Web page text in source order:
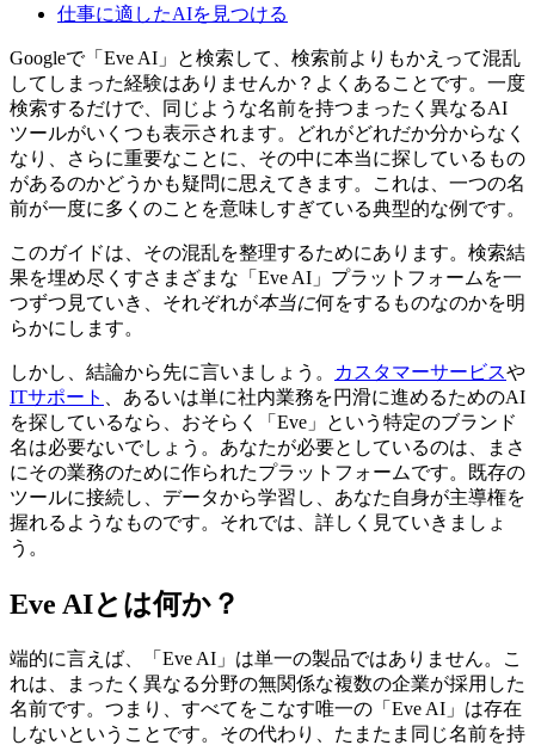
仕事に適したAIを見つける
Googleで「Eve AI」と検索して、検索前よりもかえって混乱
してしまった経験はありませんか？よくあることです。一度
検索するだけで、同じような名前を持つまったく異なるAI
ツールがいくつも表示されます。どれがどれだか分からなく
なり、さらに重要なことに、その中に本当に探しているもの
があるのかどうかも疑問に思えてきます。これは、一つの名
前が一度に多くのことを意味しすぎている典型的な例です。
このガイドは、その混乱を整理するためにあります。検索結
果を埋め尽くすさまざまな「Eve AI」プラットフォームを一
つずつ見ていき、それぞれが本当に何をするものなのかを明
らかにします。
しかし、結論から先に言いましょう。 カスタマーサービスや
ITサポート
、あるいは単に社内業務を円滑に進めるためのAI
を探しているなら、おそらく「Eve」という特定のブランド
名は必要ないでしょう。あなたが必要としているのは、まさ
にその業務のために作られたプラットフォームです。既存の
ツールに接続し、データから学習し、あなた自身が主導権を
握れるようなものです。それでは、詳しく見ていきましょ
う。
Eve AIとは何か？
端的に言えば、「Eve AI」は単一の製品ではありません。こ
れは、まったく異なる分野の無関係な複数の企業が採用した
名前です。つまり、すべてをこなす唯一の「Eve AI」は存在
しないということです。その代わり、たまたま同じ名前を持